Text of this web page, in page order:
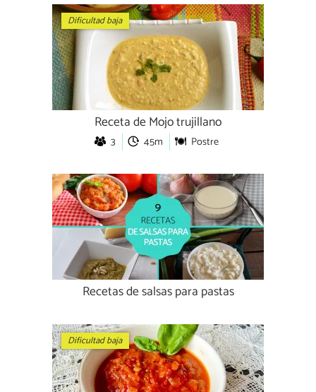
Dificultad baja
Receta de Mojo trujillano
3 45m Postre
Recetas de salsas para pastas
Dificultad baja